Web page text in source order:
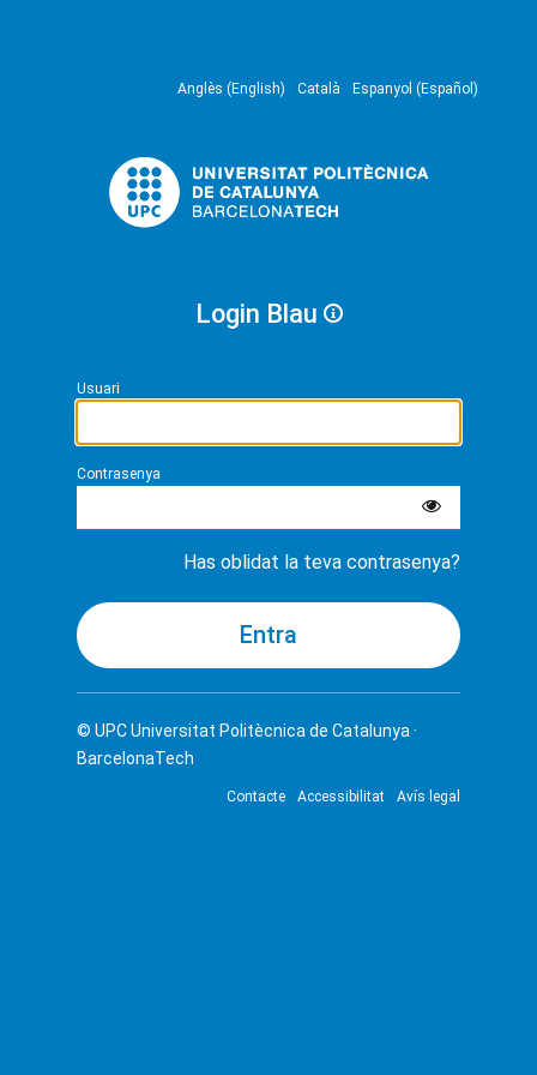
Anglès (English) Català Espanyol (Español)
Login Blau
Usuari
Contrasenya
Has oblidat la teva contrasenya?
© UPCUniversitat Politècnica de Catalunya ·
BarcelonaTech
Contacte Accessibilitat Avís legal